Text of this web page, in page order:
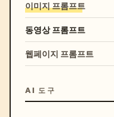
이미지 프롬프트
동영상 프롬프트
웹페이지 프롬프트
AI 도구